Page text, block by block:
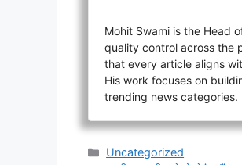
Mohit Swami is the Head
quality control across the
that every article aligns
His work focuses on
trending news categories.
Categories
Uncategorized